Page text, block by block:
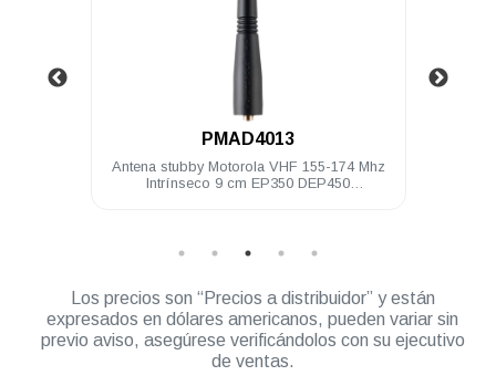
.
PMAD4013
Antena stubby Motorola VHF 155-174 Mhz
Intrínseco 9 cm EP350 DEP450
Los precios son “Precios a distribuidor” y están
expresados en dólares americanos, pueden variar sin
previo aviso, asegúrese verificándolos con su ejecutivo
de ventas.